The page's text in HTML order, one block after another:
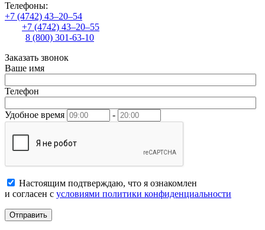
Телефоны:
+7 (4742) 43–20–54
+7 (4742) 43–20–55
8 (800) 301-63-10
Заказать звонок
Ваше имя
Телефон
Удобное время -
Настоящим подтверждаю, что я ознакомлен
и согласен с условиями политики конфиденциальности
Отправить